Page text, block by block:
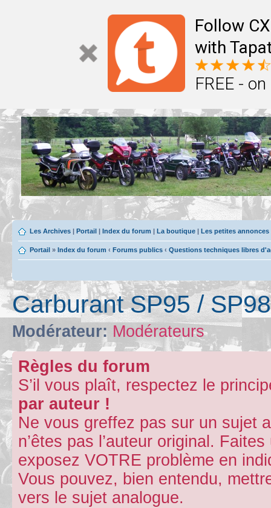
Follow
with
FREE -
Les Archives | Portail | Index du forum | La boutique | Les petites
Portail » Index du forum ‹ Forums publics ‹ Questions techniques libres
Carburant SP95 /
Modérateur: Modérateurs
Règles du forum
S’il vous plaît, respectez le
par auteur !
Ne vous greffez pas sur un sujet
n’êtes pas l’auteur original.
exposez VOTRE problème en
Vous pouvez, bien entendu,
vers le sujet analogue.